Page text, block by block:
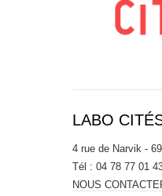
LABO
4 rue de Narvik -
Tél : 04 78 77 01
NOUS